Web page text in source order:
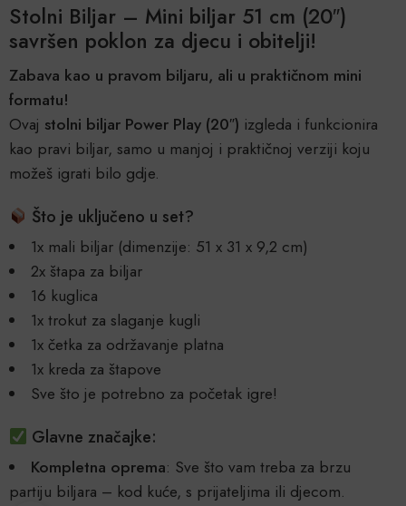
Stolni Biljar – Mini biljar 51 cm (20″)
savršen poklon za djecu i obitelji!
Zabava kao u pravom biljaru, ali u praktičnom mini
formatu!
Ovaj stolni biljar Power Play (20″) izgleda i funkcionira
kao pravi biljar, samo u manjoj i praktičnoj verziji koju
možeš igrati bilo gdje.
Što je uključeno u set?
1x mali biljar (dimenzije: 51 x 31 x 9,2 cm)
2x štapa za biljar
16 kuglica
1x trokut za slaganje kugli
1x četka za održavanje platna
1x kreda za štapove
Sve što je potrebno za početak igre!
Glavne značajke:
Kompletna oprema: Sve što vam treba za brzu
partiju biljara – kod kuće, s prijateljima ili djecom.